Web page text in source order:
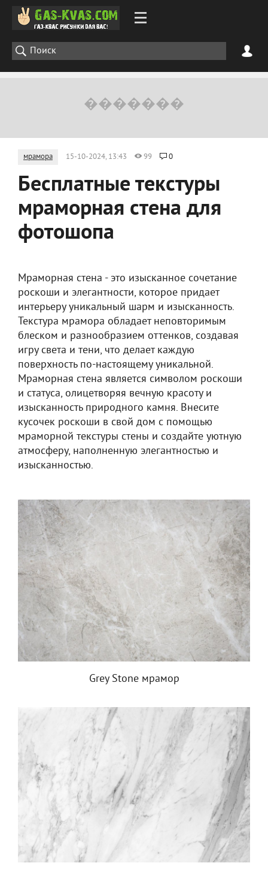
мрамора 15-10-2024, 13:43 99 0
Бесплатные текстуры
мраморная стена для
фотошопа
Мраморная стена - это изысканное сочетание
роскоши и элегантности, которое придает
интерьеру уникальный шарм и изысканность.
Текстура мрамора обладает неповторимым
блеском и разнообразием оттенков, создавая
игру света и тени, что делает каждую
поверхность по-настоящему уникальной.
Мраморная стена является символом роскоши
и статуса, олицетворяя вечную красоту и
изысканность природного камня. Внесите
кусочек роскоши в свой дом с помощью
мраморной текстуры стены и создайте уютную
атмосферу, наполненную элегантностью и
изысканностью.
Grey Stone мрамор